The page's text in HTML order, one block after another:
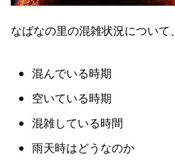
なばなの里の混雑状況について、
混んでいる時期
空いている時期
混雑している時間
雨天時はどうなのか